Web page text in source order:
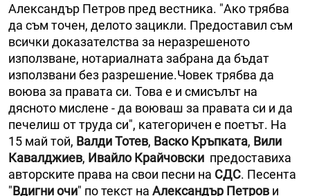
Александър Петров пред вестника. "Ако трябва
да съм точен, делото зацикли. Предоставил съм
всички доказателства за неразрешеното
използване, нотариалната забрана да бъдат
използвани без разрешение.Човек трябва да
воюва за правата си. Това е и смисълът на
дясното мислене - да воюваш за правата си и да
печелиш от труда си", категоричен е поетът. На
15 май той, Валди Тотев, Васко Кръпката, Вили
Кавалджиев, Ивайло Крайчовски предоставиха
авторските права на свои песни на СДС. Песента
"Вдигни очи" по текст на Александър Петров и